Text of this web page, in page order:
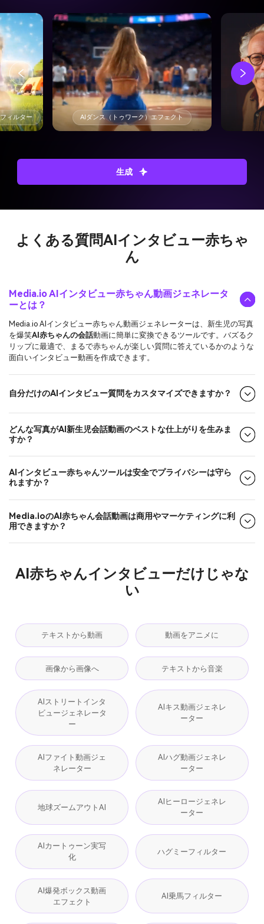
ィルター AIダンス（トゥワーク）エフェクト
生成
よくある質問AIインタビュー赤ちゃ
ん
Media.io AIインタビュー赤ちゃん動画ジェネレータ
ーとは？
Media.io AIインタビュー赤ちゃん動画ジェネレーターは、新生児の写真
を爆笑AI赤ちゃんの会話動画に簡単に変換できるツールです。バズるク
リップに最適で、まるで赤ちゃんが楽しい質問に答えているかのような
面白いインタビュー動画を作成できます。
自分だけのAIインタビュー質問をカスタマイズできますか？
どんな写真がAI新生児会話動画のベストな仕上がりを生みま
すか？
AIインタビュー赤ちゃんツールは安全でプライバシーは守ら
れますか？
Media.ioのAI赤ちゃん会話動画は商用やマーケティングに利
用できますか？
AI赤ちゃんインタビューだけじゃな
い
テキストから動画 動画をアニメに
画像から画像へ テキストから音楽
AIストリートインタ
ビュージェネレータ
ー
AIキス動画ジェネレ
ーター
AIファイト動画ジェ
ネレーター
AIハグ動画ジェネレ
ーター
地球ズームアウトAI
AIヒーロージェネレ
ーター
AIカートゥーン実写
化
ハグミーフィルター
AI爆発ボックス動画
エフェクト
AI乗馬フィルター